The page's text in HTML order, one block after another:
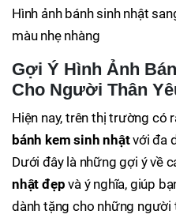
Hình ảnh bánh sinh nhật
màu nhẹ nhàng
Gợi Ý Hình Ảnh
Cho Người Thân
Hiện nay, trên thị trường có
bánh kem sinh nhậtvới đa
Dưới đây là những gợi ý về
nhật đẹp và ý nghĩa, giúp
dành tặng cho những người